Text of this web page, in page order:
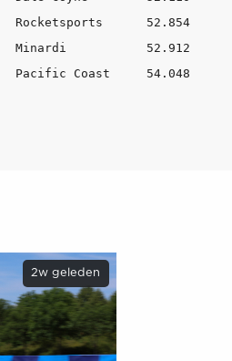
52.854
Minardi           52.912
2w geleden